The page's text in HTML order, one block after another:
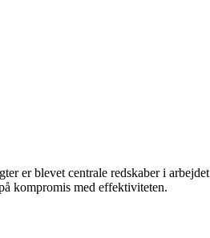
er blevet centrale redskaber i
kompromis med effektiviteten.